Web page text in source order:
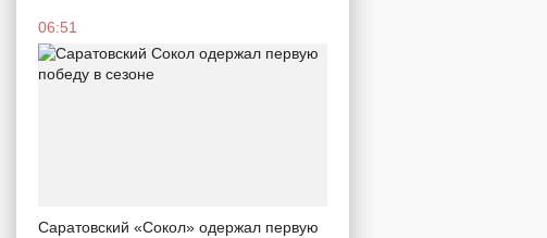
06:51
Саратовский «Сокол» одержал первую